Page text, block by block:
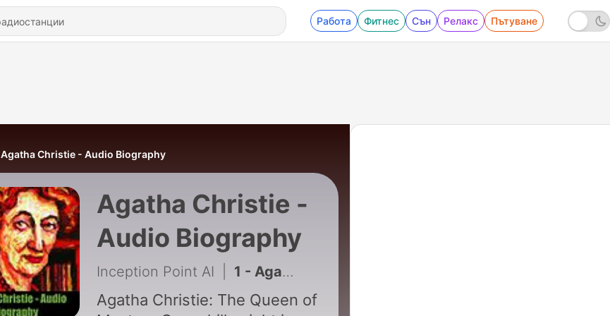
Работа Фитнес Сън Релакс Пътуване
Agatha Christie - Audio Biography
Agatha Christie -
Audio Biography
Inception Point AI 1 - Agatha Christie - Audio Biography
Agatha Christie: The Queen of